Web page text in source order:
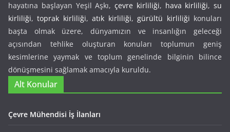
hayatına başlayan Yeşil Aşkı, çevre kirliliği, hava kirliliği, su
kirliliği,toprak kirliliği,atık kirliliği,gürültü kirliliği konuları
başta olmak üzere, dünyamızın ve insanlığın geleceği
açısından tehlike oluşturan konuları toplumun geniş
kesimlerine yaymak ve toplum genelinde bilginin bilince
dönüşmesini sağlamak amacıyla kuruldu.
Alt Konular
Çevre Mühendisi İş İlanları